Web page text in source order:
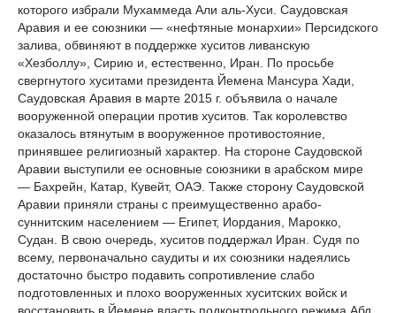
которого избрали Мухаммеда Али аль-Хуси. Саудовская
Аравия и ее союзники — «нефтяные монархии» Персидского
залива, обвиняют в поддержке хуситов ливанскую
«Хезболлу», Сирию и, естественно, Иран. По просьбе
свергнутого хуситами президента Йемена Мансура Хади,
Саудовская Аравия в марте 2015 г. объявила о начале
вооруженной операции против хуситов. Так королевство
оказалось втянутым в вооруженное противостояние,
принявшее религиозный характер. На стороне Саудовской
Аравии выступили ее основные союзники в арабском мире
— Бахрейн, Катар, Кувейт, ОАЭ. Также сторону Саудовской
Аравии приняли страны с преимущественно арабо-
суннитским населением — Египет, Иордания, Марокко,
Судан. В свою очередь, хуситов поддержал Иран. Судя по
всему, первоначально саудиты и их союзники надеялись
достаточно быстро подавить сопротивление слабо
подготовленных и плохо вооруженных хуситских войск и